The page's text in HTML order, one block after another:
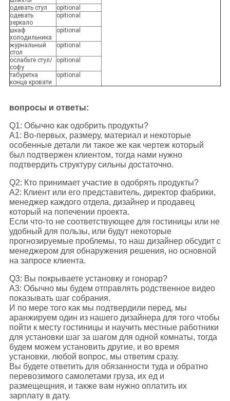
одевать стул
opitional
одевать
зеркало
opitional
шкаф
холодильника
opitional
журнальный
стол
opitional
ослабьте стул/
софу
opitional
табуретка
конца кровати
opitional
вопросы и ответы:
Q1: Обычно как одобрить продукты?
A1: Во-первых, размеру, материал и некоторые
особенные детали ли такое же как чертеж который
был подтвержен клиентом, тогда нами нужно
подтвердить структуру сильны достаточно.
Q2: Кто принимает участие в одобрять продукты?
A2: Клиент или его представитель, директор фабрики,
менеджер каждого отдела, дизайнер и продавец
который на попечении проекта.
Если что-то не соответствующее для гостиницы или не
удобный для пользы, или будут некоторые
прогнозируемые проблемы, то наш дизайнер обсудит с
менеджером для обнаружения решения, но основной
на запросе клиента.
Q3: Вы покрываете установку и гонорар?
A3: Обычно мы будем отправлять родственное видео
показывать шаг собрания.
И по мере того как мы подтвердили перед, мы
аранжируем один из нашего дизайнера для того чтобы
пойти к месту гостиницы и научить местные работники
для установки шаг за шагом для одной комнаты, тогда
будем можем установить другие, и во время
установки, любой вопрос, мы ответим сразу.
Вы будете ответить для обязанности туда и обратно
перевозимого самолетами груза, их ед и
размещещния, и также вам нужно оплатить их
зарплату в дату.